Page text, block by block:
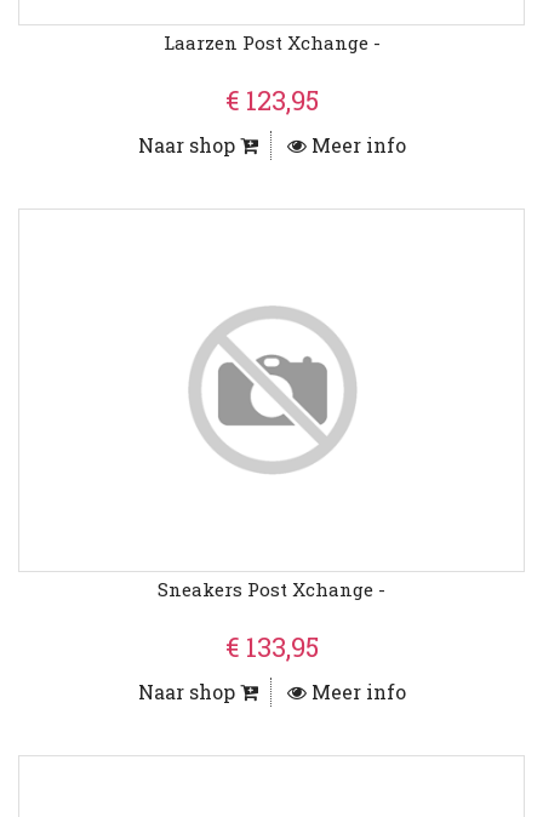
Laarzen Post Xchange -
€ 123,95
Naar shop Meer info
Sneakers Post Xchange -
€ 133,95
Naar shop Meer info